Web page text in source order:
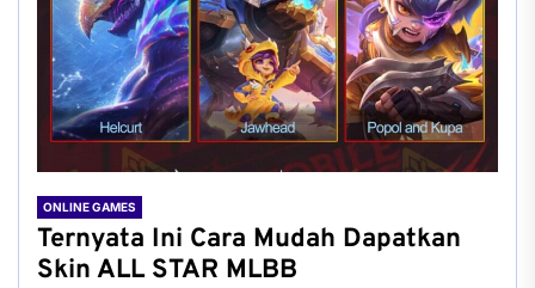
ONLINE GAMES
Ternyata Ini Cara Mudah Dapatkan
Skin ALL STAR MLBB